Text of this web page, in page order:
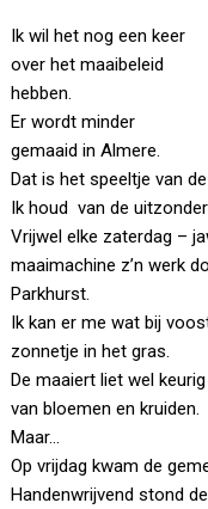
Ik wil het nog een keer
over het maaibeleid
hebben.
Er wordt minder
gemaaid in Almere.
Dat is het speeltje van
Ik houd van de
Vrijwel elke zaterdag –
maaimachine z’n werk
Parkhurst.
Ik kan er me wat bij
zonnetje in het gras.
De maaiert liet wel
van bloemen en kruiden.
Maar…
Op vrijdag kwam de
Handenwrijvend stond